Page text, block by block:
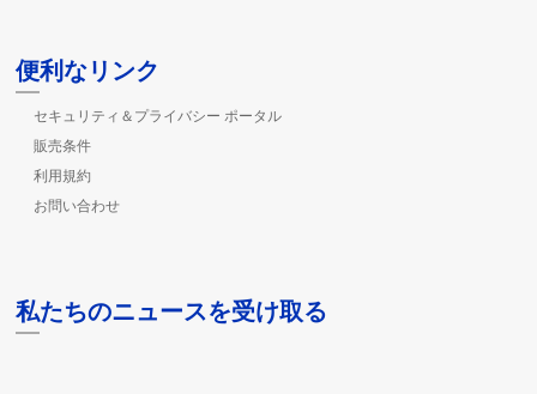
便利なリンク
セキュリティ＆プライバシー ポータル
販売条件
利用規約
お問い合わせ
私たちのニュースを受け取る